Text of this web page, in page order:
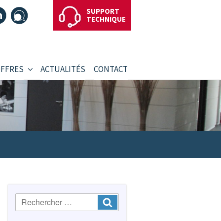
SUPPORT
TECHNIQUE
ACTUALITÉS CONTACT
Recherche
: